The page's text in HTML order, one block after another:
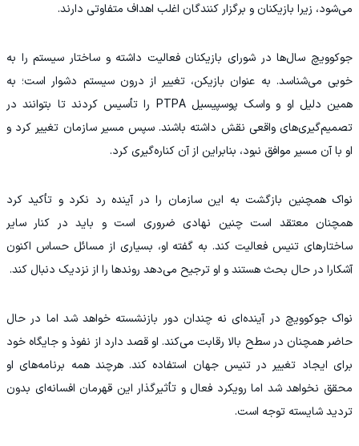
می‌شود، زیرا بازیکنان و برگزار کنندگان اغلب اهداف متفاوتی دارند.
جوکوویچ سال‌ها در شورای بازیکنان فعالیت داشته و ساختار سیستم را به‌
خوبی می‌شناسد. به‌ عنوان بازیکن، تغییر از درون سیستم دشوار است؛ به
همین دلیل او و واسک پوسپیسیل PTPA را تأسیس کردند تا بتوانند در
تصمیم‌گیری‌های واقعی نقش داشته باشند. سپس مسیر سازمان تغییر کرد و
او با آن مسیر موافق نبود، بنابراین از آن کناره‌گیری کرد.
نواک همچنین بازگشت به این سازمان را در آینده رد نکرد و تأکید کرد
همچنان معتقد است چنین نهادی ضروری است و باید در کنار سایر
ساختارهای تنیس فعالیت کند. به گفته او، بسیاری از مسائل حساس اکنون
آشکارا در حال بحث هستند و او ترجیح می‌دهد روندها را از نزدیک دنبال کند.
نواک جوکوویچ در آینده‌ای نه‌ چندان دور بازنشسته خواهد شد اما در حال
حاضر همچنان در سطح بالا رقابت می‌کند. او قصد دارد از نفوذ و جایگاه خود
برای ایجاد تغییر در تنیس جهان استفاده کند. هرچند همه برنامه‌های او
محقق نخواهد شد اما رویکرد فعال و تأثیرگذار این قهرمان افسانه‌ای بدون
تردید شایسته توجه است.